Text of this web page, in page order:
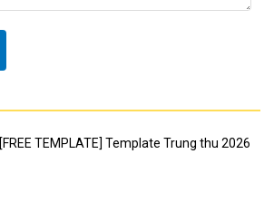
[FREE TEMPLATE] Template Trung thu 2026